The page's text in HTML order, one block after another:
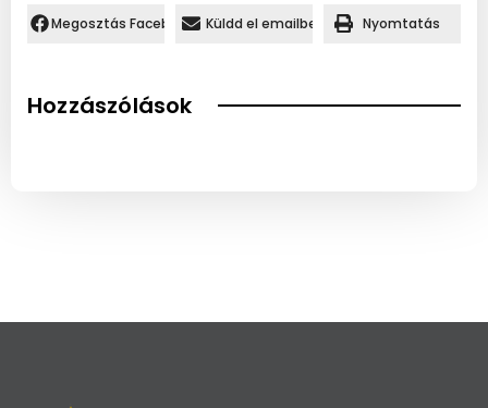
Megosztás Facebookon.Küldd el emailben Nyomtatás
Hozzászólások